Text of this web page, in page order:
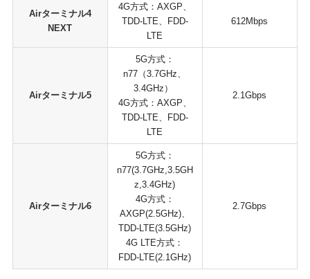
Airターミナル4
NEXT
4G方式：AXGP、
TDD-LTE、FDD-
LTE
612Mbps
Airターミナル5
5G方式：
n77（3.7GHz、
3.4GHz）
4G方式：AXGP、
TDD-LTE、FDD-
LTE
2.1Gbps
Airターミナル6
5G方式：
n77(3.7GHz,3.5GH
z,3.4GHz)
4G方式：
AXGP(2.5GHz)、
TDD-LTE(3.5GHz)
4G LTE方式：
FDD-LTE(2.1GHz)
2.7Gbps